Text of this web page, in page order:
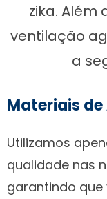
zika. Além
ventilação
a
Materiais
Utilizamos
qualidade nas
garantindo